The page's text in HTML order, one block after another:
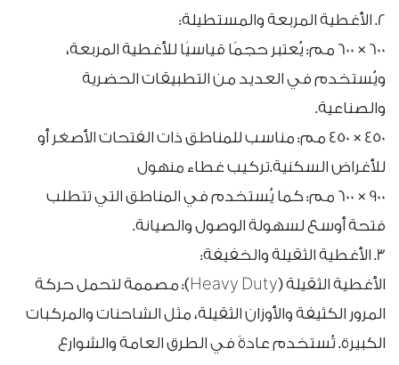
2. الأغطية المربعة والمستطيلة:
600 × 600 مم: يُعتبر حجمًا قياسيًا للأغطية المربعة،
ويُستخدم في العديد من التطبيقات الحضرية
والصناعية.
450 × 450 مم: مناسب للمناطق ذات الفتحات الأصغر أو
للأغراض السكنية.تركيب غطاء منهول
900 × 600 مم: كما يُستخدم في المناطق التي تتطلب
فتحة أوسع لسهولة الوصول والصيانة.
3. الأغطية الثقيلة والخفيفة:
الأغطية الثقيلة (Heavy Duty): مصممة لتحمل حركة
المرور الكثيفة والأوزان الثقيلة، مثل الشاحنات والمركبات
الكبيرة. تُستخدم عادةً في الطرق العامة والشوارع